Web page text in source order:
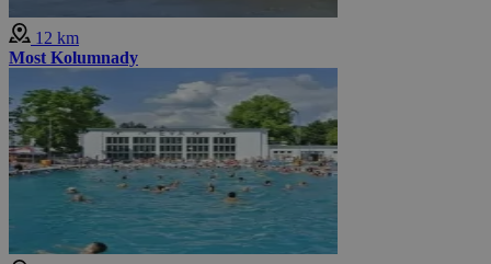
12 km
Most Kolumnady